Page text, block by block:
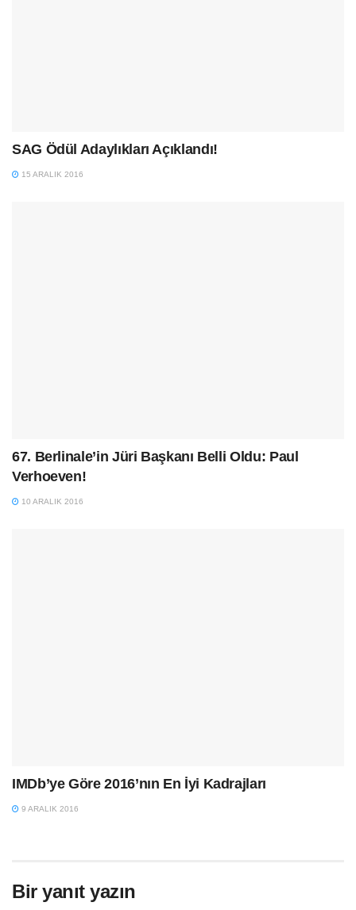
SAG Ödül Adaylıkları Açıklandı!
15 ARALIK 2016
67. Berlinale’in Jüri Başkanı Belli Oldu: Paul
Verhoeven!
10 ARALIK 2016
IMDb’ye Göre 2016’nın En İyi Kadrajları
9 ARALIK 2016
Bir yanıt yazın